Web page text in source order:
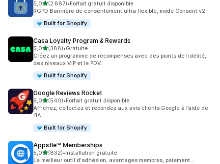
5,0étoile(s) sur 5
(2 887)
2887 avis au total
•Forfait gratuit disponible
RGPD Bannière de consentement ultra flexible, mode Consent v2
Built for Shopify
Casa Loyalty Program & Rewards
5,0étoile(s) sur 5
(388)
388 avis au total
•Gratuite
Créez un programme de récompenses avec des points de fidélité,
des niveaux VIP et le PDV.
Built for Shopify
Google Reviews Rocket
5,0étoile(s) sur 5
(540)
540 avis au total
•Forfait gratuit disponible
Affichez, collectez et répondez aux avis clients Google à l’aide de
l’IA.
Built for Shopify
Appstle℠ Memberships
5,0étoile(s) sur 5
(832)
832 avis au total
•Installation gratuite
Le meilleur outil d'adhésion, avantages membres, paiement...